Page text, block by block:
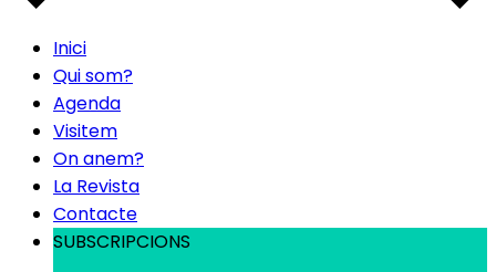
Inici
Qui som?
Agenda
Visitem
On anem?
La Revista
Contacte
SUBSCRIPCIONS